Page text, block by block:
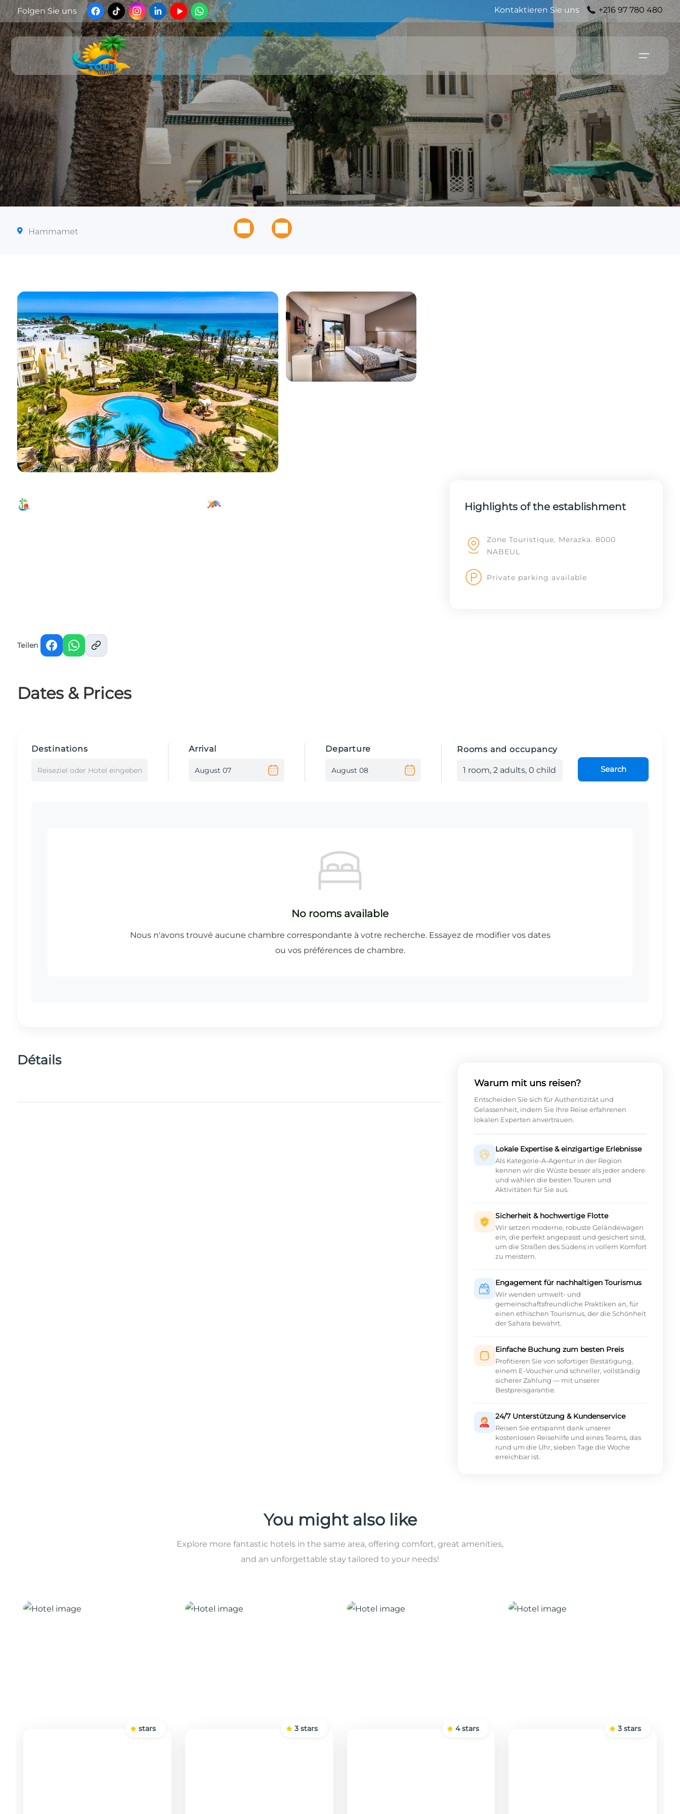
Folgen Sie uns Kontaktieren Sie uns +216 97 780 480
Hammamet
Highlights of the establishment
Zone Touristique, Merazka. 8000
NABEUL
Private parking available
Teilen
Dates & Prices
Destinations
Reiseziel oder Hotel eingeben
Arrival Departure Rooms and occupancy
1 room, 2 adults, 0 child Search
Détails
Warum mit uns reisen?
Entscheiden Sie sich für Authentizität und
Gelassenheit, indem Sie Ihre Reise erfahrenen
lokalen Experten anvertrauen.
Lokale Expertise & einzigartige Erlebnisse
Als Kategorie-A-Agentur in der Region
kennen wir die Wüste besser als jeder andere
und wählen die besten Touren und
Aktivitäten für Sie aus.
Sicherheit & hochwertige Flotte
Wir setzen moderne, robuste Geländewagen
ein, die perfekt angepasst und gesichert sind,
um die Straßen des Südens in vollem Komfort
zu meistern.
Engagement für nachhaltigen Tourismus
Wir wenden umwelt- und
gemeinschaftsfreundliche Praktiken an, für
einen ethischen Tourismus, der die Schönheit
der Sahara bewahrt.
Einfache Buchung zum besten Preis
Profitieren Sie von sofortiger Bestätigung,
einem E-Voucher und schneller, vollständig
sicherer Zahlung — mit unserer
Bestpreisgarantie.
24/7 Unterstützung & Kundenservice
Reisen Sie entspannt dank unserer
kostenlosen Reisehilfe und eines Teams, das
rund um die Uhr, sieben Tage die Woche
erreichbar ist.
You might also like
Explore more fantastic hotels in the same area, offering comfort, great amenities,
and an unforgettable stay tailored to your needs!
stars 3 stars 4 stars 3 stars